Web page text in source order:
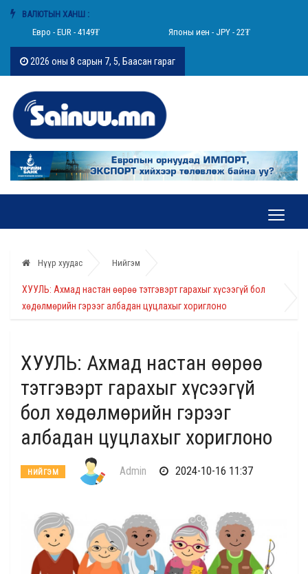
ВАЛЮТЫН ХАНШ :
Евро - EUR - 4149₮
Японы иен - JPY - 22₮
2026 оны 8 сарын 7, 5, Баасан гараг
Нүүр хуудас Нийгэм
ХУУЛЬ: Ахмад настан өөрөө тэтгэвэрт гарахыг хүсээгүй бол
хөдөлмөрийн гэрээг албадан цуцлахыг хориглоно
ХУУЛЬ: Ахмад настан өөрөө
тэтгэвэрт гарахыг хүсээгүй
бол хөдөлмөрийн гэрээг
албадан цуцлахыг хориглоно
НИЙГЭМ Admin 2024-10-16 11:37